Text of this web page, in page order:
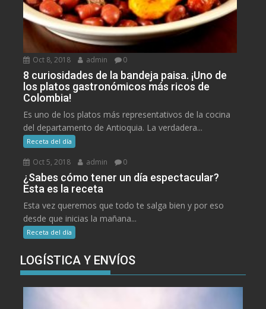
Oct 8, 2018 admin 0
8 curiosidades de la bandeja paisa. ¡Uno de
los platos gastronómicos más ricos de
Colombia!
Es uno de los platos más representativos de la cocina
del departamento de Antioquia. La verdadera...
Receta del día
Oct 5, 2018 admin 0
¿Sabes cómo tener un día espectacular?
Esta es la receta
Esta vez queremos que todo te salga bien y por eso
desde que inicias la mañana...
Receta del día
LOGÍSTICA Y ENVÍOS